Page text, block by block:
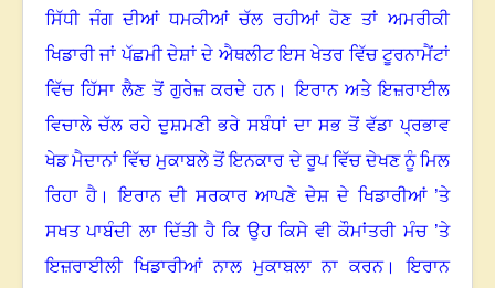
ਸਿੱਧੀ ਜੰਗ ਦੀਆਂ ਧਮਕੀਆਂ ਚੱਲ ਰਹੀਆਂ ਹੋਣ ਤਾਂ ਅਮਰੀਕੀ
ਖਿਡਾਰੀ ਜਾਂ ਪੱਛਮੀ ਦੇਸ਼ਾਂ ਦੇ ਐਥਲੀਟ ਇਸ ਖੇਤਰ ਵਿੱਚ ਟੂਰਨਾਮੈਂਟਾਂ
ਵਿੱਚ ਹਿੱਸਾ ਲੈਣ ਤੋਂ ਗੁਰੇਜ਼ ਕਰਦੇ ਹਨ।ਇਰਾਨ ਅਤੇ ਇਜ਼ਰਾਈਲ
ਵਿਚਾਲੇ ਚੱਲ ਰਹੇ ਦੁਸ਼ਮਣੀ ਭਰੇ ਸਬੰਧਾਂ ਦਾ ਸਭ ਤੋਂ ਵੱਡਾ ਪ੍ਰਭਾਵ
ਖੇਡ ਮੈਦਾਨਾਂ ਵਿੱਚ ਮੁਕਾਬਲੇ ਤੋਂ ਇਨਕਾਰ ਦੇ ਰੂਪ ਵਿੱਚ ਦੇਖਣ ਨੂੰ ਮਿਲ
ਰਿਹਾ ਹੈ ।ਇਰਾਨ ਦੀ ਸਰਕਾਰ ਆਪਣੇ ਦੇਸ਼ ਦੇ ਖਿਡਾਰੀਆਂ ’ਤੇ
ਸਖਤ ਪਾਬੰਦੀ ਲਾ ਦਿੱਤੀ ਹੈ ਕਿ ਉਹ ਕਿਸੇ ਵੀ ਕੌਮਾਂਤਰੀ ਮੰਚ ’ਤੇ
ਇਜ਼ਰਾਈਲੀ ਖਿਡਾਰੀਆਂ ਨਾਲ ਮੁਕਾਬਲਾ ਨਾ ਕਰਨ।ਇਰਾਨ